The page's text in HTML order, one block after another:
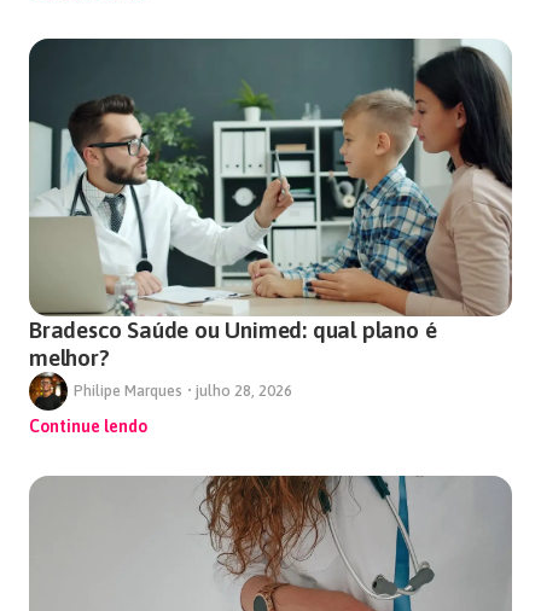
Bradesco Saúde ou Unimed: qual plano é
melhor?
Philipe Marques • julho 28, 2026
Continue lendo